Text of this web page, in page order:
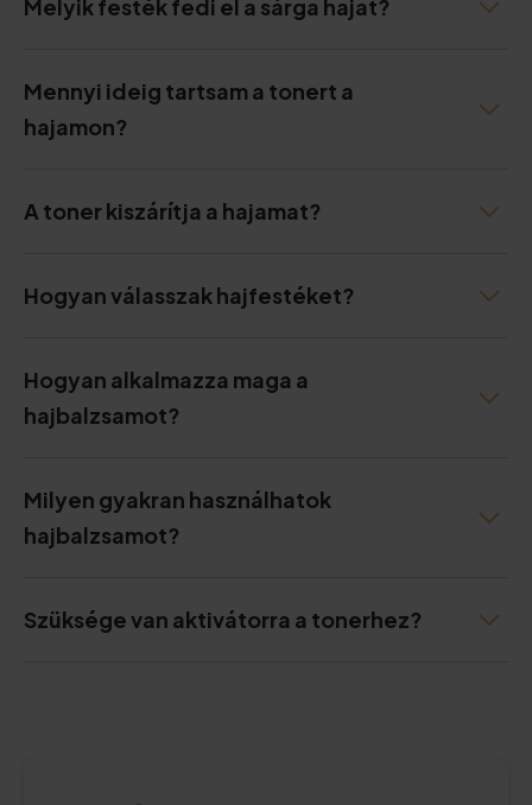
Melyik festék fedi el a sárga hajat?
Mennyi ideig tartsam a tonert a
hajamon?
A toner kiszárítja a hajamat?
Hogyan válasszak hajfestéket?
Hogyan alkalmazza maga a
hajbalzsamot?
Milyen gyakran használhatok
hajbalzsamot?
Szüksége van aktivátorra a tonerhez?